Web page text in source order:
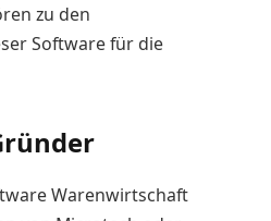
zu den
Software für die
Warenwirtschaft